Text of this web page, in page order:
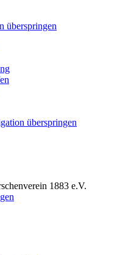
überspringen
überspringen
1883 e.V.